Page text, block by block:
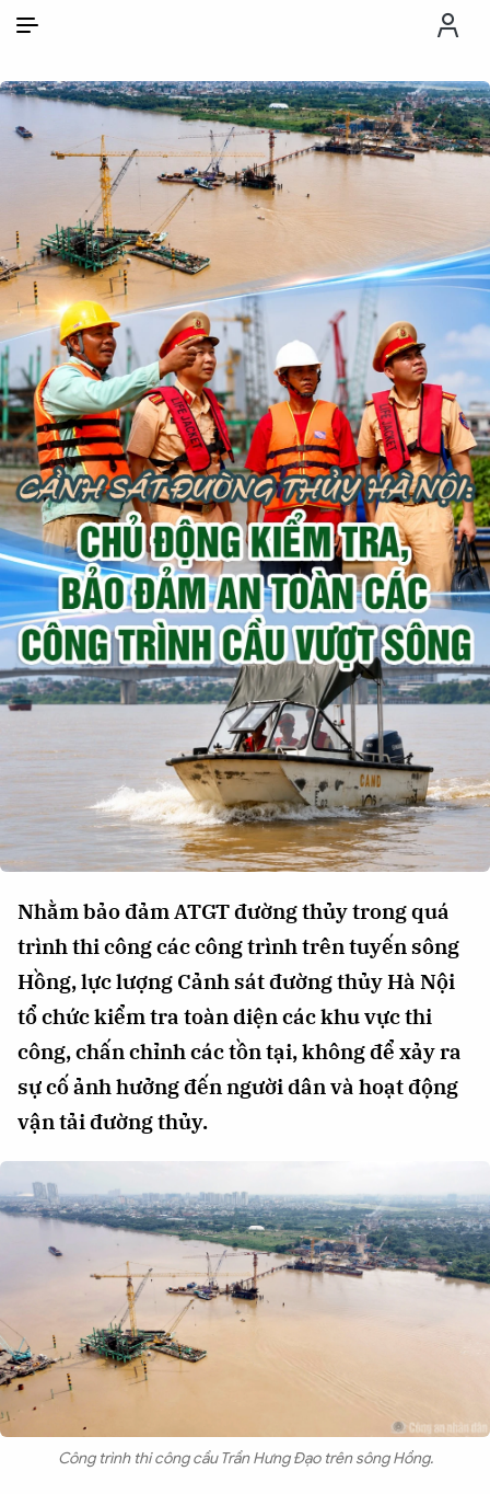
THỜI SỰ
CHỐNG DIỄN BIẾN HÒA BÌNH
CÔNG AN TRONG LÒNG DÂN
XÃ HỘI
PHÁP LUẬT
CÔNG NGHỆ
QUỐC TẾ
VĂN HÓA - THỂ THAO
BẠN ĐỌC & CAND
eMagazine
Podcast
Ảnh
Infographic
Chuyên đề
Nhằm bảo đảm ATGT đường thủy trong quá
trình thi công các công trình trên tuyến sông
Hồng, lực lượng Cảnh sát đường thủy Hà Nội
tổ chức kiểm tra toàn diện các khu vực thi
công, chấn chỉnh các tồn tại, không để xảy ra
sự cố ảnh hưởng đến người dân và hoạt động
vận tải đường thủy.
Công trình thi công cầu Trần Hưng Đạo trên sông Hồng.